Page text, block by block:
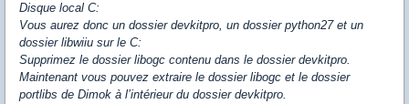
Disque local C:
Vous aurez donc un dossier devkitpro, un dossier python27 et un
dossier libwiiu sur le C:
Supprimez le dossier libogc contenu dans le dossier devkitpro.
Maintenant vous pouvez extraire le dossier libogc et le dossier
portlibs de Dimok à l’intérieur du dossier devkitpro.